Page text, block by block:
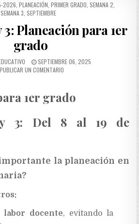
2026 PLANEACIÓN PRIMER GRADO SEMANA 2
SEMANA 3 SEPTIEMBRE
3: Planeación para 1er
grado
SEPTIEMBRE 06, 2025
PUBLICAR UN COMENTARIO
1er grado
y 3: Del 8 al 19 de
la planeación en
labor docente, evitando la